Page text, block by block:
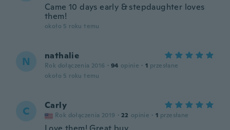
Came 10 days early & stepdaughter loves
them!
około 5 roku temu
N nathalie
Rok dołączenia 2016 · 94 opinie · 1 przesłane
około 5 roku temu
C Carly
Rok dołączenia 2019 · 22 opinie · 1 przesłane